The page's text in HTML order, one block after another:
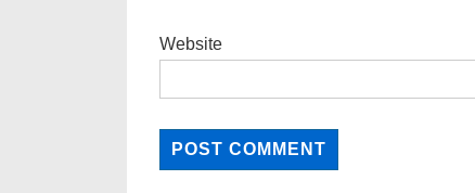
Website